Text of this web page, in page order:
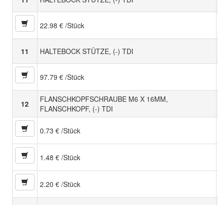
22.98 € /Stück
11 HALTEBOCK STÜTZE, (-) TDI
97.79 € /Stück
12
FLANSCHKOPFSCHRAUBE M6 X 16MM,
FLANSCHKOPF, (-) TDI
0.73 € /Stück
1.48 € /Stück
2.20 € /Stück